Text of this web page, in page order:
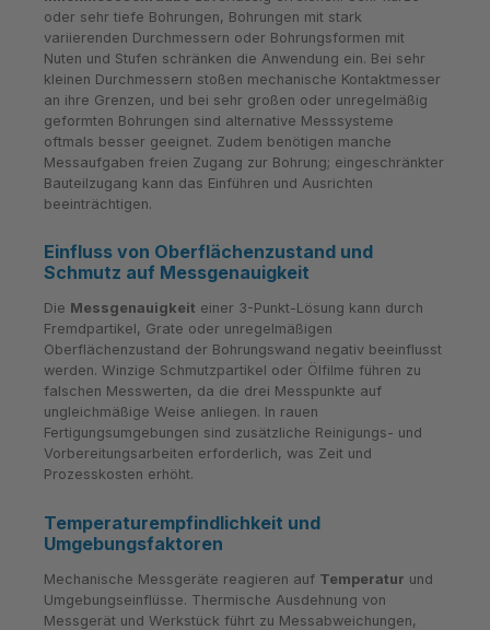
oder sehr tiefe Bohrungen, Bohrungen mit stark
variierenden Durchmessern oder Bohrungsformen mit
Nuten und Stufen schränken die Anwendung ein. Bei sehr
kleinen Durchmessern stoßen mechanische Kontaktmesser
an ihre Grenzen, und bei sehr großen oder unregelmäßig
geformten Bohrungen sind alternative Messsysteme
oftmals besser geeignet. Zudem benötigen manche
Messaufgaben freien Zugang zur Bohrung; eingeschränkter
Bauteilzugang kann das Einführen und Ausrichten
beeinträchtigen.
Einfluss von Oberflächenzustand und
Schmutz auf Messgenauigkeit
Die Messgenauigkeit einer 3-Punkt-Lösung kann durch
Fremdpartikel, Grate oder unregelmäßigen
Oberflächenzustand der Bohrungswand negativ beeinflusst
werden. Winzige Schmutzpartikel oder Ölfilme führen zu
falschen Messwerten, da die drei Messpunkte auf
ungleichmäßige Weise anliegen. In rauen
Fertigungsumgebungen sind zusätzliche Reinigungs- und
Vorbereitungsarbeiten erforderlich, was Zeit und
Prozesskosten erhöht.
Temperaturempfindlichkeit und
Umgebungsfaktoren
Mechanische Messgeräte reagieren auf Temperatur und
Umgebungseinflüsse. Thermische Ausdehnung von
Messgerät und Werkstück führt zu Messabweichungen,